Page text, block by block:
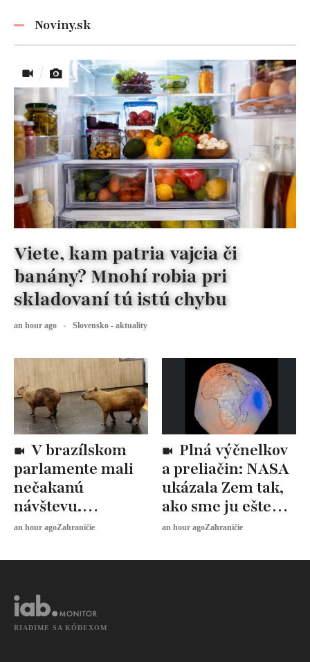
Noviny.sk
parlamente mali
nečakanú
návštevu.
Kapybary sa
chodbách
an hour agoZahraničie
a preliačin: NASA
ukázala Zem tak,
ako sme ju ešte
nevideli
an hour agoZahraničie
Viete, kam patria vajcia či
banány? Mnohí robia pri
skladovaní tú istú chybu
an hour ago Slovensko - aktuality
RIADIME SA KÓDEXOM